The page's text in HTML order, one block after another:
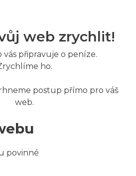
web zrychlit!
vás připravuje o peníze.
ho.
postup přímo pro váš
web.
povinné